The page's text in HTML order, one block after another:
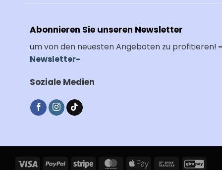
Abonnieren Sie unseren Newsletter
um von den neuesten Angeboten zu profitieren! -
Newsletter-
Soziale Medien
Visa PayPal Stripe MasterCard
Apple
Bank